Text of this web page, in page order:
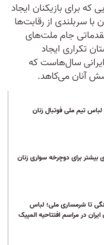
برای بازیکنان ایجاد
با سربلندی از رقابت‌ها
جام ملت‌های
تکراری ایجاد
سال‌هاست که
آنان می‌کاهد.
تیم ملی فوتبال زنان
برای دوچرخه سواری زنان
تا شرمساری ملی؛ لباس
در مراسم افتتاحیه المپیک